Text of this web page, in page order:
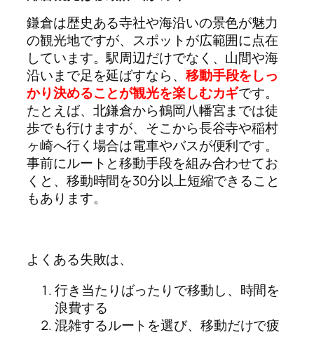
鎌倉は歴史ある寺社や海沿いの景色が魅力
の観光地ですが、スポットが広範囲に点在
しています。駅周辺だけでなく、山間や海
沿いまで足を延ばすなら、 移動手段をしっ
かり決めることが観光を楽しむカギです。
たとえば、北鎌倉から鶴岡八幡宮までは徒
歩でも行けますが、そこから長谷寺や稲村
ヶ崎へ行く場合は電車やバスが便利です。
事前にルートと移動手段を組み合わせてお
くと、移動時間を30分以上短縮できること
もあります。
よくある失敗は、
行き当たりばったりで移動し、時間を
浪費する
混雑するルートを選び、移動だけで疲